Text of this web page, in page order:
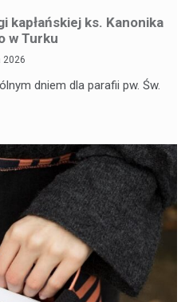
kapłańskiej ks. Kanonika
w Turku
2026
dniem dla parafii pw. Św.